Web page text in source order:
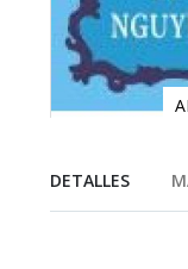
comienzo
la
DETALLES